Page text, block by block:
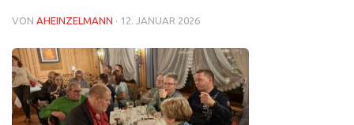
VON AHEINZELMANN · 12. JANUAR 2026